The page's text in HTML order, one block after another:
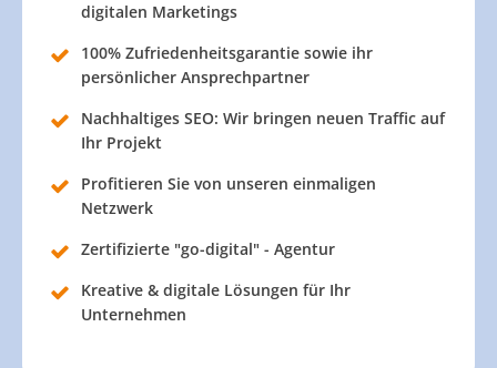
digitalen Marketings
100% Zufriedenheitsgarantie sowie ihr
persönlicher Ansprechpartner
Nachhaltiges SEO: Wir bringen neuen Traffic auf
Ihr Projekt
Profitieren Sie von unseren einmaligen
Netzwerk
Zertifizierte "go-digital" - Agentur
Kreative & digitale Lösungen für Ihr
Unternehmen